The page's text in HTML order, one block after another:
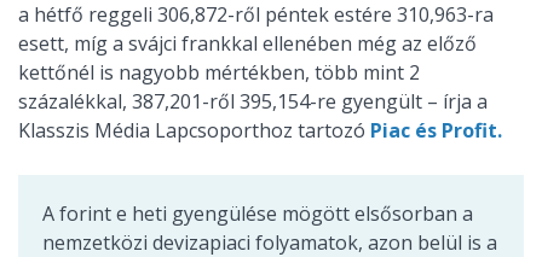
a hétfő reggeli 306,872-ről péntek estére 310,963-ra
esett, míg a svájci frankkal ellenében még az előző
kettőnél is nagyobb mértékben, több mint 2
százalékkal, 387,201-ről 395,154-re gyengült – írja a
Klasszis Média Lapcsoporthoz tartozó Piac és Profit.
A forint e heti gyengülése mögött elsősorban a
nemzetközi devizapiaci folyamatok, azon belül is a